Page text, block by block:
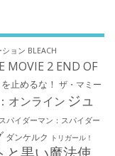
ョン BLEACH
MOVIE 2 END OF
止めるな！ ザ・マミー
オンライン ジュ
スパイダーマン：スパイダー
ダンケルク トリガール！